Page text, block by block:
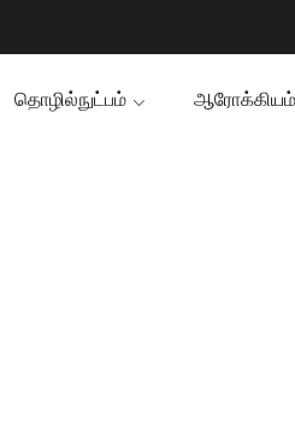
தொழில்நுட்பம் ஆரோக்கியம்